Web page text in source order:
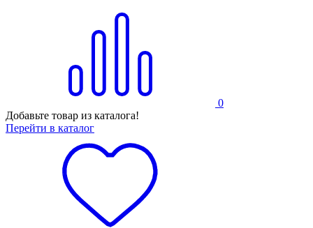
0
Добавьте товар из каталога!
Перейти в каталог